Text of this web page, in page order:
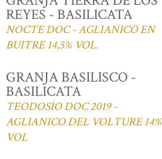
REYES - BASILICATA
NOCTE DOC - AGLIANICO EN
BUITRE 14,5% VOL.
GRANJA BASILISCO -
BASILICATA
TEODOSIO DOC 2019 -
AGLIANICO DEL VOLTURE 14%
VOL